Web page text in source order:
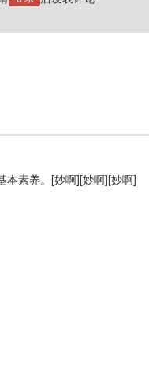
本素养。[妙啊][妙啊][妙啊]